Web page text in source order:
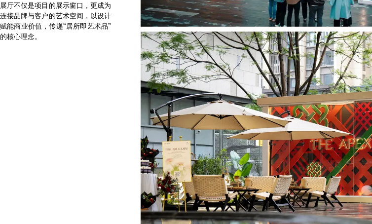
展厅不仅是项目的展示窗口，更成为
连接品牌与客户的艺术空间，以设计
赋能商业价值，传递“居所即艺术品”
的核心理念。